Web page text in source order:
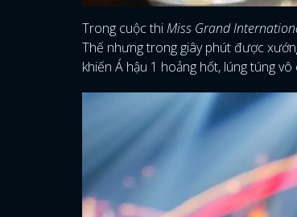
Trong cuộc thiMiss Grand
Thế nhưng trong giây phút được
khiến Á hậu 1 hoảng hốt, lúng túng vô